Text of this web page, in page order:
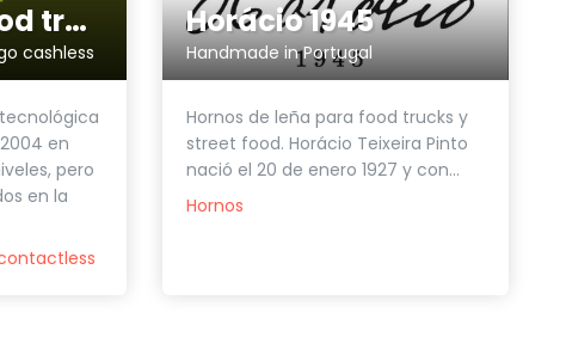
Intelify for food trucks
cashless
en
pero
en la
Horácio 1945
Handmade in Portugal
Hornos de leña para food trucks y
street food. Horácio Teixeira Pinto
nació el 20 de enero 1927 y con...
Hornos